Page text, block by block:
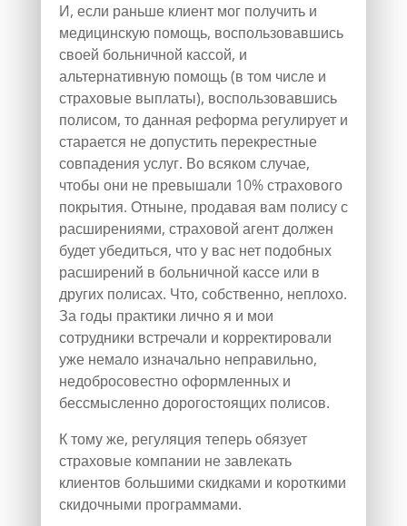
И, если раньше клиент мог получить и
медицинскую помощь, воспользовавшись
своей больничной кассой, и
альтернативную помощь (в том числе и
страховые выплаты), воспользовавшись
полисом, то данная реформа регулирует и
старается не допустить перекрестные
совпадения услуг. Во всяком случае,
чтобы они не превышали 10% страхового
покрытия. Отныне, продавая вам полису с
расширениями, страховой агент должен
будет убедиться, что у вас нет подобных
расширений в больничной кассе или в
других полисах. Что, собственно, неплохо.
За годы практики лично я и мои
сотрудники встречали и корректировали
уже немало изначально неправильно,
недобросовестно оформленных и
бессмысленно дорогостоящих полисов.
К тому же, регуляция теперь обязует
страховые компании не завлекать
клиентов большими скидками и короткими
скидочными программами.